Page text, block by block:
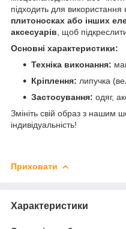
підходить для використання
плитоносках або інших
аксесуарів , щоб
Основні характеристики:
Техніка виконання:
Кріплення: липучка
Застосування: одяг,
Змініть свій образ з нашим
індивідуальність!
Приховати
Характеристики